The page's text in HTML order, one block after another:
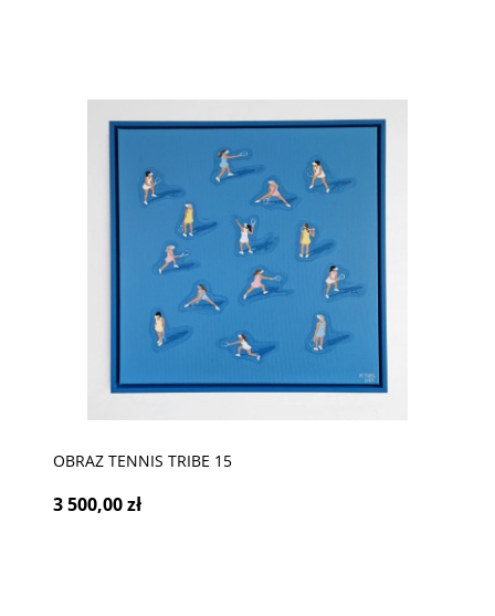
OBRAZ TENNIS TRIBE 15
3 500,00 zł